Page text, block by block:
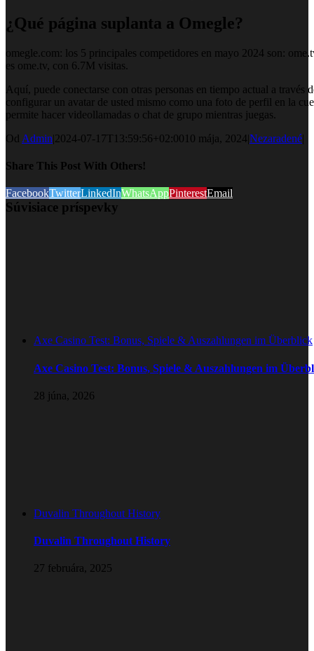
¿Qué página suplanta a Omegle?
omegle.com: los 5 principales competidores en mayo 2024 son:
es ome.tv, con 6.7M visitas.
Aquí, puede conectarse con otras personas en tiempo actual a
configurar un avatar de usted mismo como una foto de perfil en la
permite hacer videollamadas o chat de grupo mientras juegas.
Od Admin|2024-07-17T13:59:56+02:00 10 mája, 2024|Nezaradené|
Share This Post With Others!
FacebookTwitterLinkedInWhatsAppPinterestEmail
Súvisiace príspevky
Axe Casino Test: Bonus, Spiele & Auszahlungen im Überblick
Axe Casino Test: Bonus, Spiele & Auszahlungen im
28 júna, 2026
Duvalin Throughout History
Duvalin Throughout History
27 februára, 2025